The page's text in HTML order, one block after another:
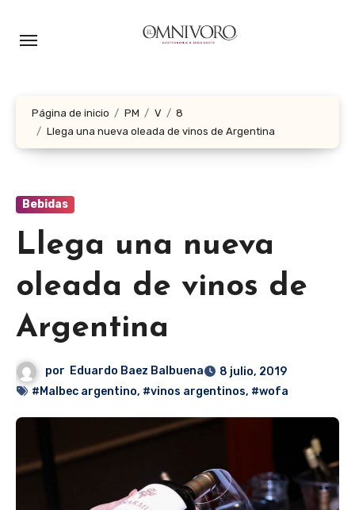
Página de inicio PM V
8
Llega una nueva oleada de vinos de Argentina
Bebidas
Llega una nueva
oleada de vinos de
Argentina
por Eduardo Baez Balbuena
8 julio, 2019
#Malbec argentino, #vinos argentinos, #wofa